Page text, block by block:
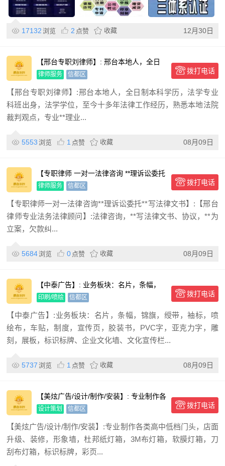
17132 浏览 2 点赞 收藏 12月30日
【邢台专职刘律师】: 邢台本地人，全日
制本科学历，法学专业科
律师服务 信都区 拨打电话
【邢台专职刘律师】:邢台本地人，全日制本科学历，法学专业
科班出身，法学学位，至今十多年法律工作经历，熟悉本地法院
裁判观点，专业**理业...
5553 浏览 1 点赞 收藏 08月09日
【专职律师 一对一法律咨询 **理诉讼委托
**写法律文书】
律师服务 信都区 拨打电话
【专职律师一对一法律咨询**理诉讼委托**写法律文书】:【邢台
律师专业法务法律顾问】:法律咨询，**写法律文书、协议，**为
立案，欠款纠...
5684浏览 0 点赞 收藏 08月09日
【中泰广告】: 业务板块：名片，条幅，
锦旗，绶带，袖标，喷绘
印刷/喷绘 信都区 拨打电话
【中泰广告】:业务板块：名片，条幅，锦旗，绶带，袖标，喷
绘布，车贴，制度，宣传页，胶装书，PVC字，亚克力字，雕
刻，展板，标识标牌、企业文化墙、文化宣传栏...
5737 浏览 1 点赞 收藏 08月09日
【美炫广告/设计/制作/安装】: 专业制作各
类高中低档门头，
设计策划 信都区 拨打电话
【美炫广告/设计/制作/安装】:专业制作各类高中低档门头，店面
升级、装修，形象墙，杜邦纸灯箱，3M布灯箱，软膜灯箱，刀
刮布灯箱，标识标牌，彩页...